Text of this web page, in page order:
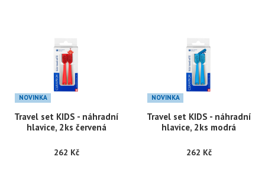
NOVINKA
Travel set KIDS - náhradní
hlavice, 2ks červená
262 Kč
NOVINKA
Travel set KIDS - náhradní
hlavice, 2ks modrá
262 Kč